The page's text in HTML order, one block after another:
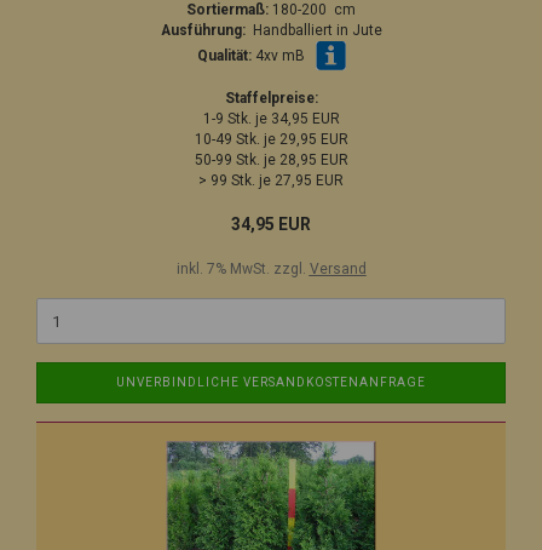
Sortiermaß: 180-200 cm
Ausführung:Handballiert in Jute
Qualität:4xv mB
Staffelpreise:
1-9 Stk. je 34,95 EUR
10-49 Stk. je 29,95 EUR
50-99 Stk. je 28,95 EUR
> 99 Stk. je 27,95 EUR
34,95 EUR
inkl. 7% MwSt. zzgl. Versand
UNVERBINDLICHE VERSANDKOSTENANFRAGE